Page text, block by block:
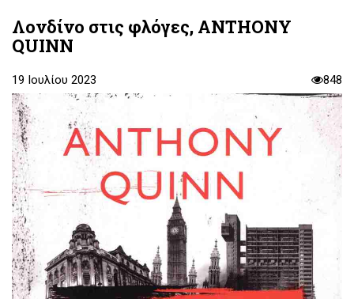
Λονδίνο στις φλόγες, ANTHONY
QUINN
19 Ιουλίου 2023 848